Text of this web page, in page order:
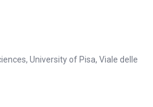
University of Pisa, Viale delle